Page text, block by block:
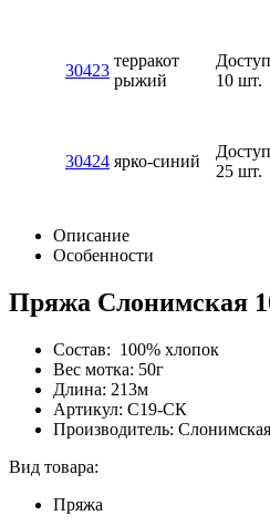
30423
терракот
рыжий
10 шт.
30424 ярко-синий
25 шт.
Описание
Особенности
Пряжа Слонимская
Состав: 100% хлопок
Вес мотка: 50г
Длина: 213м
Артикул: С19-СК
Производитель:
Вид товара:
Пряжа